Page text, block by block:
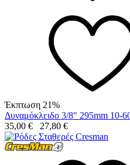
Έκπτωση 21%
Δυναμόκλειδο 3/8" 295mm 10-
35,00 € 27,80 €